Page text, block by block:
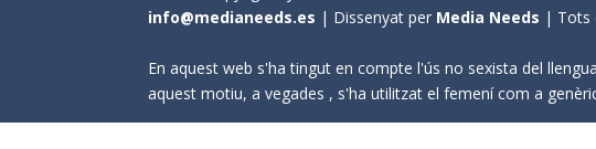
info@medianeeds.es | Dissenyat per Media Needs | Tots
En aquest web s'ha tingut en compte l'ús no sexista del
aquest motiu, a vegades , s'ha utilitzat el femení com a